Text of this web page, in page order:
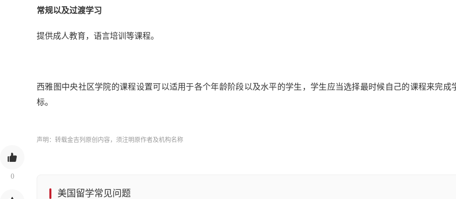
0
常规以及过渡学习
提供成人教育，语言培训等课程。
西雅图中央社区学院的课程设置可以适用于各个年龄阶段以及水平的学生，学生应当选择最时候自己的课程来完成
标。
声明：转载金吉列原创内容，须注明原作者及机构名称
美国留学常见问题